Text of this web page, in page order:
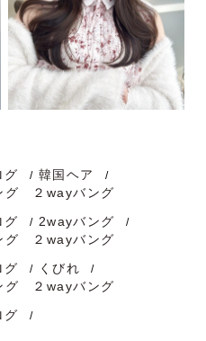
グ
韓国ヘア
２wayバング
グ
2wayバング
２wayバング
グ
くびれ
２wayバング
グ